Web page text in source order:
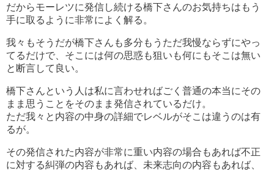
だからモーレツに発信し続ける橋下さんのお気持ちはもう
手に取るように非常によく解る。
我々もそうだが橋下さんも多分もうただ我慢ならずにやっ
てるだけで、そこには何の思惑も狙いも何にもそこは無い
と断言して良い。
橋下さんという人は私に言わせればごく普通の本当にその
まま思うことをそのまま発信されているだけ。
ただ我々と内容の中身の詳細でレベルがそこは違うのは有
るが。
その発信された内容が非常に重い内容の場合もあれば不正
に対する糾弾の内容もあれば、未来志向の内容もあれば、